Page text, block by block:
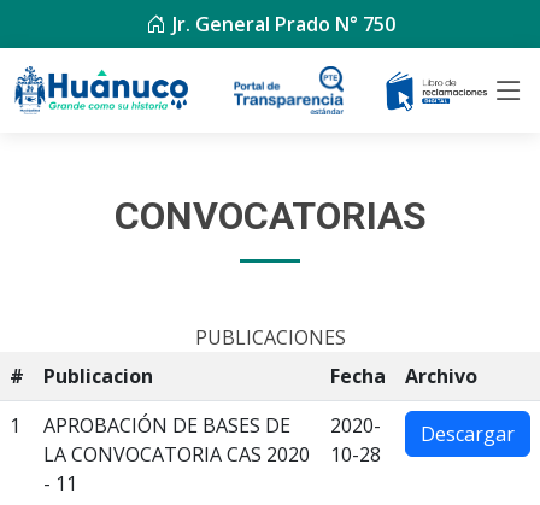
Jr. General Prado N° 750
CONVOCATORIAS
PUBLICACIONES
#
Publicacion Fecha
Archivo
1
APROBACIÓN DE BASES DE
LA CONVOCATORIA CAS 2020
- 11
2020-
10-28
Descargar